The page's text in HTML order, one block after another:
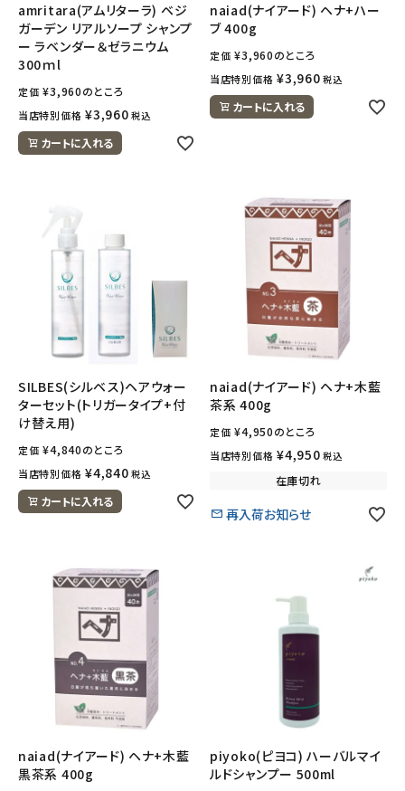
amritara(アムリターラ) ベジ
ガーデン リアルソープ シャンプ
ー ラベンダー＆ゼラニウム
300ｍl
定価 ¥3,960のところ
当店特別価格 ¥3,960 税込
カートに入れる
naiad(ナイアード) ヘナ+ハー
ブ 400g
定価 ¥3,960のところ
当店特別価格 ¥3,960 税込
カートに入れる
SILBES(シルベス)ヘアウォー
ターセット(トリガータイプ+付
け替え用)
定価 ¥4,840のところ
当店特別価格 ¥4,840 税込
カートに入れる
naiad(ナイアード) ヘナ+木藍
茶系 400g
定価 ¥4,950のところ
当店特別価格 ¥4,950 税込
在庫切れ
再入荷お知らせ
naiad(ナイアード) ヘナ+木藍
黒茶系 400g
piyoko(ピヨコ) ハーバルマイ
ルドシャンプー 500ml